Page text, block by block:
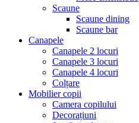
Scaune
Scaune dining
Scaune bar
Canapele
Canapele 2 locuri
Canapele 3 locuri
Canapele 4 locuri
Colțare
Mobilier copii
Camera copilului
Decorațiuni